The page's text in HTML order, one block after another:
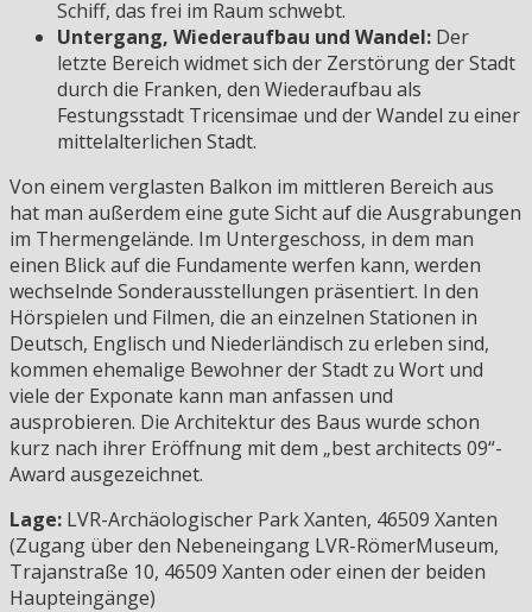
Schiff, das frei im Raum schwebt.
Untergang, Wiederaufbau und Wandel: Der
letzte Bereich widmet sich der Zerstörung der Stadt
durch die Franken, den Wiederaufbau als
Festungsstadt Tricensimae und der Wandel zu einer
mittelalterlichen Stadt.
Von einem verglasten Balkon im mittleren Bereich aus
hat man außerdem eine gute Sicht auf die Ausgrabungen
im Thermengelände. Im Untergeschoss, in dem man
einen Blick auf die Fundamente werfen kann, werden
wechselnde Sonderausstellungen präsentiert. In den
Hörspielen und Filmen, die an einzelnen Stationen in
Deutsch, Englisch und Niederländisch zu erleben sind,
kommen ehemalige Bewohner der Stadt zu Wort und
viele der Exponate kann man anfassen und
ausprobieren. Die Architektur des Baus wurde schon
kurz nach ihrer Eröffnung mit dem „best architects 09“-
Award ausgezeichnet.
Lage: LVR-Archäologischer Park Xanten, 46509 Xanten
(Zugang über den Nebeneingang LVR-RömerMuseum,
Trajanstraße 10, 46509 Xanten oder einen der beiden
Haupteingänge)